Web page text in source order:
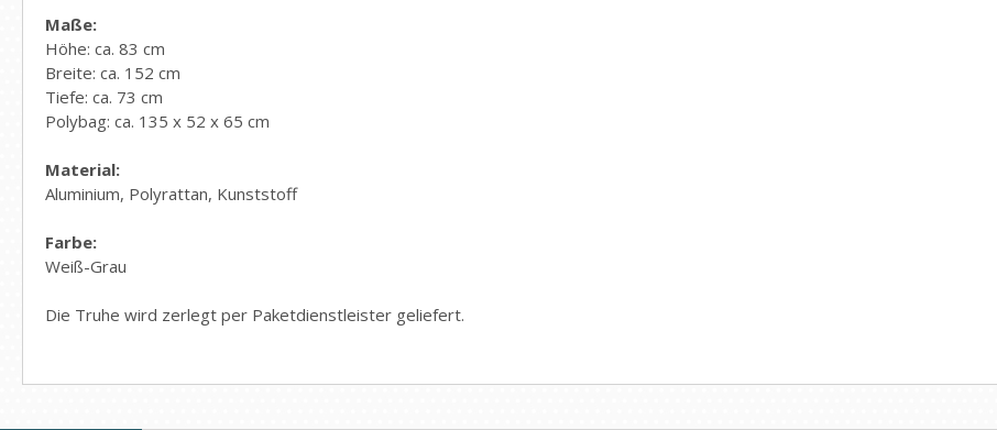
Maße:
Höhe: ca. 83 cm
Breite: ca. 152 cm
Tiefe: ca. 73 cm
Polybag: ca. 135 x 52 x 65 cm
Material:
Aluminium, Polyrattan, Kunststoff
Farbe:
Weiß-Grau
Die Truhe wird zerlegt per Paketdienstleister geliefert.